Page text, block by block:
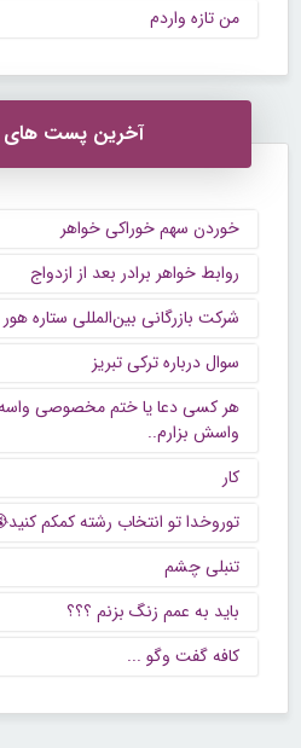
من تازه واردم
آخرین پست
خوردن سهم خوراکی خواهر
روابط خواهر برادر بعد از ازدواج
شرکت بازرگانی بین‌المللی ستاره هور
سوال درباره ترکی تبریز
هر کسی دعا یا ختم مخصوصی
واسش بزارم..
کار
توروخدا تو انتخاب رشته کمکم
تنبلی چشم
باید به عمم زنگ بزنم ؟؟؟
كافه گفت وگو ...